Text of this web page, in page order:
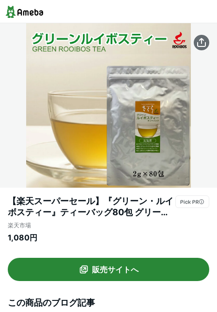
【楽天スーパーセール】『グリーン・ルイ
ボスティー』ティーバッグ80包 グリーン
ルイボスティー 【送料無料】ルイボス茶
健康茶 美容茶 ノン カフェイン ノンカフェ
グ 妊婦 マタニティ
楽天市場
1,080円
販売サイトへ
この商品のブログ記事